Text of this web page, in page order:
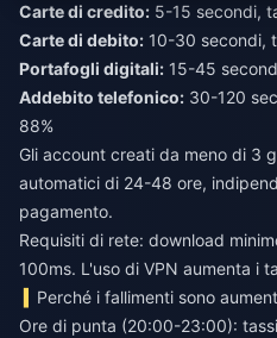
Carte di credito: 5-15 secondi,
Carte di debito: 10-30 secondi,
Portafogli digitali: 15-45
Addebito telefonico: 30-120
88%
Gli account creati da meno di 3
automatici di 24-48 ore,
pagamento.
Requisiti di rete: download
100ms. L'uso di VPN aumenta i
Perché i fallimenti sono
Ore di punta (20:00-23:00):